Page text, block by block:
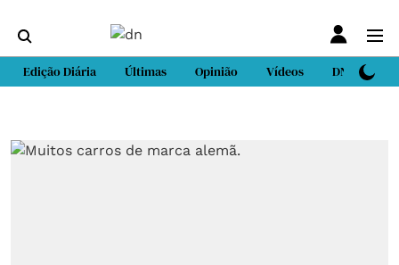
Edição Diária Últimas Opinião Vídeos DN Sport